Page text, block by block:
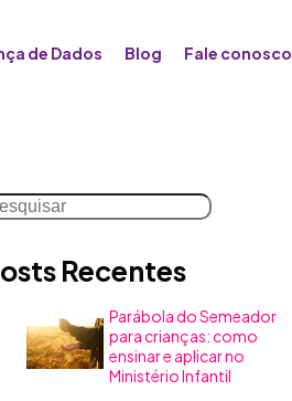
de Dados Blog Fale conosco
Recentes
Parábola do Semeador
para crianças: como
ensinar e aplicar no
Ministério Infantil